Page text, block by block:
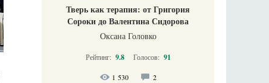
Тверь как терапия: от Григория
Сороки до Валентина Сидорова
Оксана Головко
Рейтинг: 9.8 Голосов: 91
1 530 2